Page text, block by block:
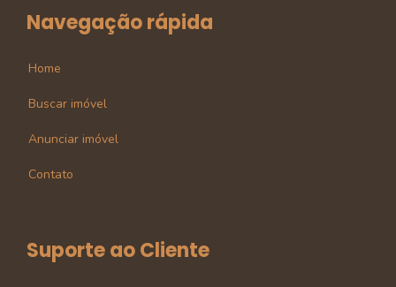
Navegação rápida
Home
Buscar imóvel
Anunciar imóvel
Contato
Suporte ao Cliente